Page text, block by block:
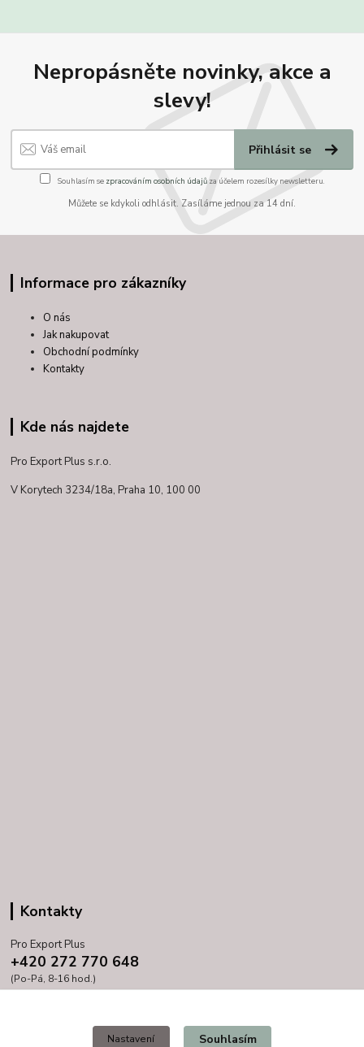
Nepropásněte novinky, akce a
slevy!
Přihlásit se
Souhlasím se zpracováním osobních údajůza účelem rozesílky newsletteru.
Můžete se kdykoli odhlásit. Zasíláme jednou za 14 dní.
Informace pro zákazníky
O nás
Jak nakupovat
Obchodní podmínky
Kontakty
Kde nás najdete
Pro Export Plus s.r.o.
V Korytech 3234/18a, Praha 10, 100 00
Kontakty
Pro Export Plus
+420 272 770 648
(Po-Pá, 8-16 hod.)
Nastavení Souhlasím